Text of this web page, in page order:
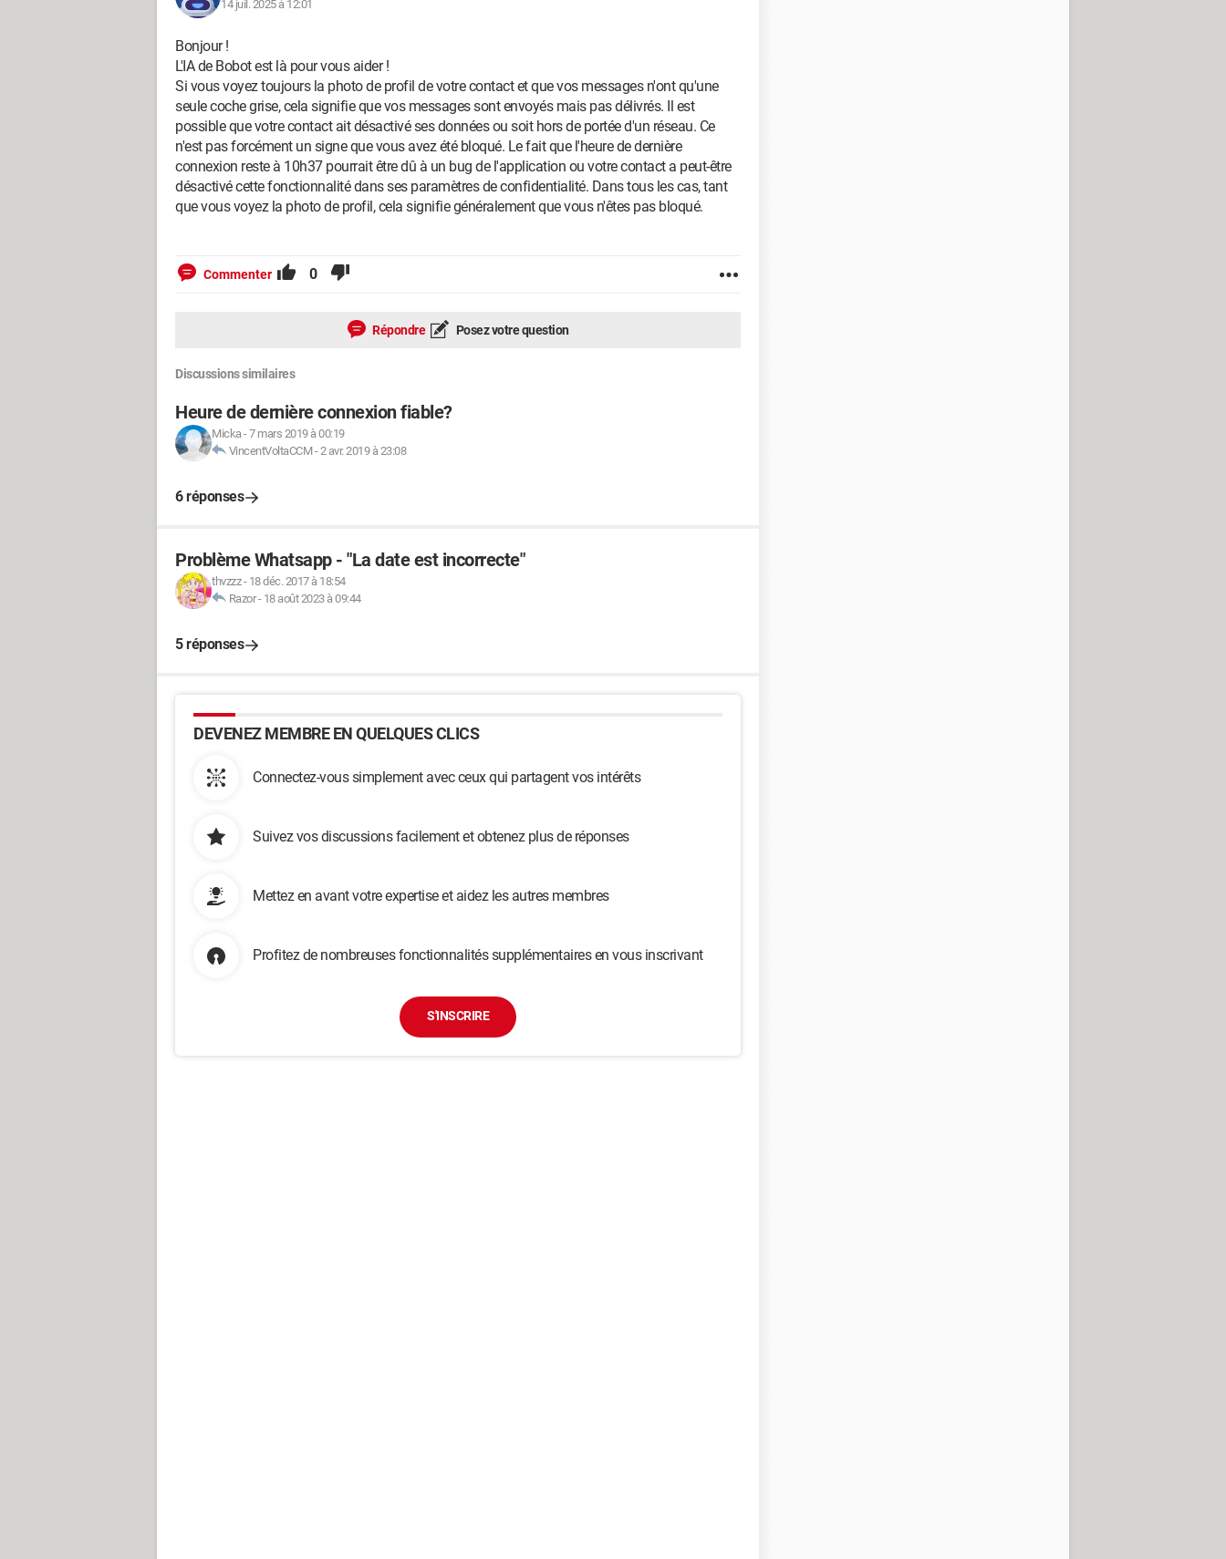
14 juil. 2025 à 12:01
Bonjour !
L'IA de Bobot est là pour vous aider !
Si vous voyez toujours la photo de profil de votre contact et que vos messages n'ont qu'une
seule coche grise, cela signifie que vos messages sont envoyés mais pas délivrés. Il est
possible que votre contact ait désactivé ses données ou soit hors de portée d'un réseau. Ce
n'est pas forcément un signe que vous avez été bloqué. Le fait que l'heure de dernière
connexion reste à 10h37 pourrait être dû à un bug de l'application ou votre contact a peut-être
désactivé cette fonctionnalité dans ses paramètres de confidentialité. Dans tous les cas, tant
que vous voyez la photo de profil, cela signifie généralement que vous n'êtes pas bloqué.
Commenter 0
Répondre Posez votre question
Discussions similaires
Heure de dernière connexion fiable?
Micka-7 mars 2019 à 00:19
VincentVoltaCCM-2 avr. 2019 à 23:08
6 réponses
Problème Whatsapp - "La date est incorrecte"
thvzzz- 18 déc. 2017 à 18:54
Razor- 18 août 2023 à 09:44
5 réponses
DEVENEZ MEMBRE EN QUELQUES CLICS
Connectez-vous simplement avec ceux qui partagent vos intérêts
Suivez vos discussions facilement et obtenez plus de réponses
Mettez en avant votre expertise et aidez les autres membres
Profitez de nombreuses fonctionnalités supplémentaires en vous inscrivant
S'INSCRIRE